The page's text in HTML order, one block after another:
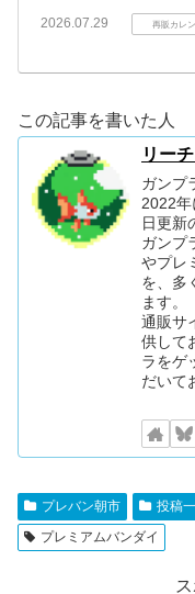
2026.07.29 再販カレ
この記事を書いた人
リー
ガンプ
2022
日更新
ガンプ
やプレ
を、多
ます。
通販サ
供して
ラをゲ
だいて
プレバン朝市 投稿
プレミアムバンダイ